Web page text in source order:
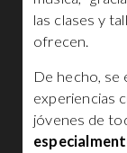
las clases y
ofrecen.
De hecho, se
experiencias
jóvenes de